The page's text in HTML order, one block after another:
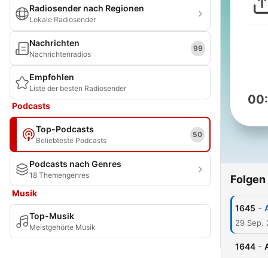
Radiosender nach Regionen
Lokale Radiosender
Nachrichten
Nachrichtenradios
99
Empfohlen
Liste der besten Radiosender
Podcasts
Top-Podcasts
Beliebteste Podcasts
50
Podcasts nach Genres
18 Themengenres
Musik
Top-Musik
Meistgehörte Musik
Folgen
1645 -
29 Sep.
1644 -